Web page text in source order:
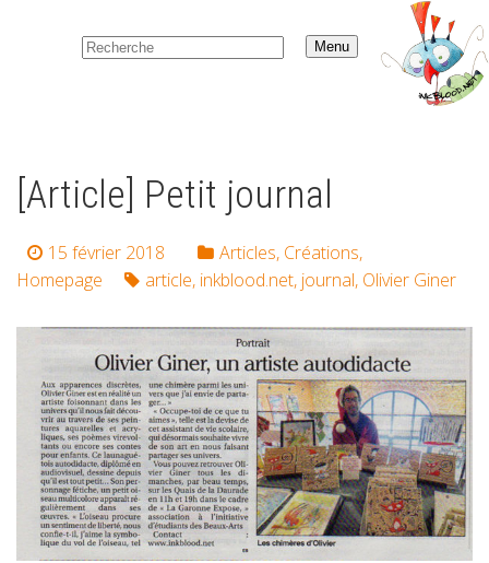
Menu
[Article] Petit journal
15 février 2018 Articles, Créations,
Homepage
article, inkblood.net, journal, Olivier Giner